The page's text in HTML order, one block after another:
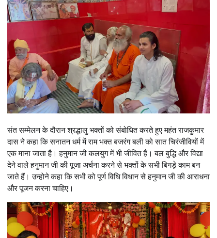
संत सम्मेलन के दौरान श्रद्धालु भक्तों को संबोधित करते हुए महंत राजकुमार
दास ने कहा कि सनातन धर्म में राम भक्त बजरंग बली को सात चिरंजीवियों में
एक माना जाता है। हनुमान जी कलयुग में भी जीवित हैं। बल बुद्धि और विद्या
देने वाले हनुमान जी की पूजा अर्चना करने से भक्तों के सभी बिगड़े काम बन
जाते हैं। उन्होने कहा कि सभी को पूर्ण विधि विधान से हनुमान जी की आराधना
और पूजन करना चाहिए।